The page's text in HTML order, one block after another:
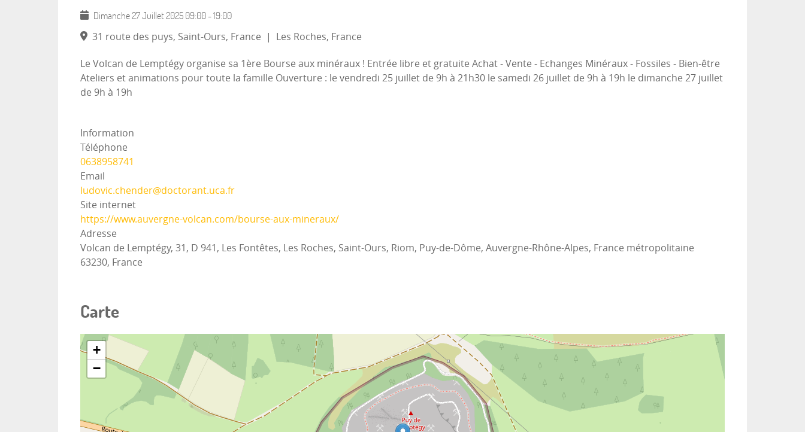
Dimanche 27 Juillet 2025 09:00 -19:00
31 route des puys, Saint-Ours, France | Les Roches, France
Le Volcan de Lemptégy organise sa 1ère Bourse aux minéraux ! Entrée libre et gratuite Achat - Vente - Echanges Minéraux - Fossiles - Bien-être
Ateliers et animations pour toute la famille Ouverture : le vendredi 25 juillet de 9h à 21h30 le samedi 26 juillet de 9h à 19h le dimanche 27 juillet
de 9h à 19h
Information
Téléphone
0638958741
Email
ludovic.chender@doctorant.uca.fr
Site internet
https://www.auvergne-volcan.com/bourse-aux-mineraux/
Adresse
Volcan de Lemptégy, 31, D 941, Les Fontêtes, Les Roches, Saint-Ours, Riom, Puy-de-Dôme, Auvergne-Rhône-Alpes, France métropolitaine
63230, France
Carte
+
−